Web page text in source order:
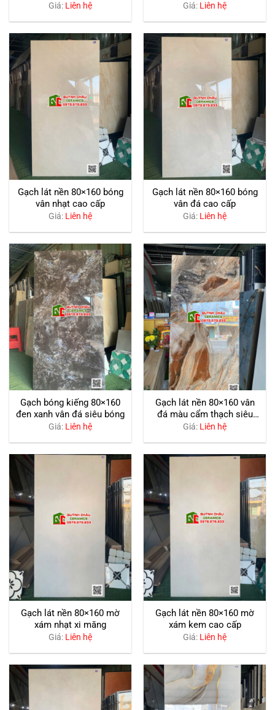
2026
Giá: Liên hệ Giá: Liên hệ
Gạch lát nền 80×160 bóng
vân nhạt cao cấp
Giá: Liên hệ
Gạch lát nền 80×160 bóng
vân đá cao cấp
Giá: Liên hệ
Gạch bóng kiếng 80×160
đen xanh vân đá siêu bóng
Giá: Liên hệ
Gạch lát nền 80×160 vân
đá màu cẩm thạch siêu
bóng
Giá: Liên hệ
Gạch lát nền 80×160 mờ
xám nhạt xi măng
Giá: Liên hệ
Gạch lát nền 80×160 mờ
xám kem cao cấp
Giá: Liên hệ